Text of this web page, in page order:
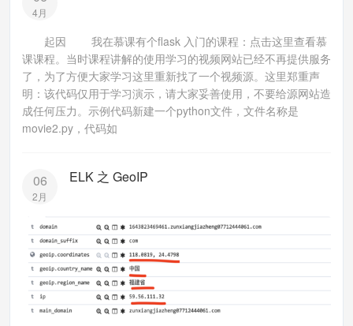
4月
起因 我在慕课有个flask 入门的课程：点击这里查看慕
课课程。当时课程讲解的使用学习的视频网站已经不再提供服务
了，为了方便大家学习这里重新找了一个视频源。这里郑重声
明：该代码仅用于学习演示，请大家妥善使用，不要给源网站造
成任何压力。示例代码新建一个python文件，文件名称是
movie2.py，代码如
06
2月
ELK 之 GeoIP